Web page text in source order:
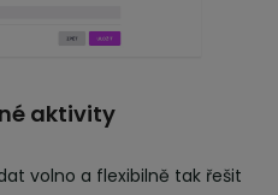
aktivity
volno a flexibilně tak řešit